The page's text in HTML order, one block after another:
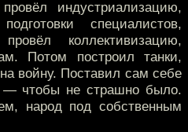
индустриализацию,
специалистов,
коллективизацию,
Потом построил танки,
войну. Поставил сам себе
— чтобы не страшно было.
народ под собственным